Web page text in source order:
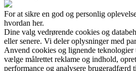
For at sikre en god og personlig
hvordan her.
Dine valg vedrørende cookies og
eller senere. Vi deler oplysninger med
Anvend cookies og lignende
vælge målrettet reklame og indhold,
performance og analysere brugeradfærd